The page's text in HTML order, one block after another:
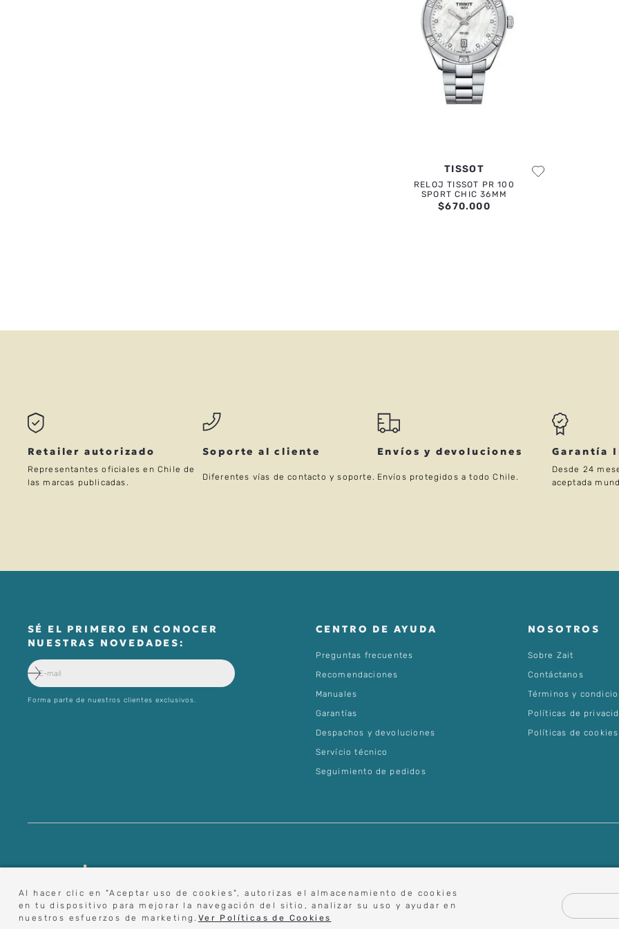
Al hacer clic en "Aceptar uso de cookies", autorizas el almacenamiento de cookies
en tu dispositivo para mejorar la navegación del sitio, analizar su uso y ayudar en
nuestros esfuerzos de marketing. Ver Políticas de Cookies
ENVIAR COMENTARIO
TISSOT
RELOJ TISSOT PR 100
SPORT CHIC 36MM
$670.000
Retailer autorizado
Representantes oficiales en Chile de
las marcas publicadas.
Soporte al cliente
Diferentes vías de contacto y soporte.
Envíos y devoluciones
Envíos protegidos a todo Chile.
Garantía
Desde 24
aceptada
SÉ EL PRIMERO EN CONOCER
NUESTRAS NOVEDADES:
Forma parte de nuestros clientes exclusivos.
CENTRO DE AYUDA
Preguntas frecuentes
Recomendaciones
Manuales
Garantías
Despachos y devoluciones
Servício técnico
Seguimiento de pedidos
NOSOTROS
Sobre Zait
Contáctanos
Términos y
Políticas de
Políticas de cookies